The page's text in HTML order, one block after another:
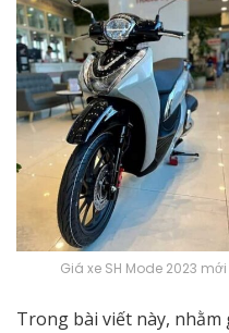
Giá xe SH Mode 2023
Trong bài viết này,